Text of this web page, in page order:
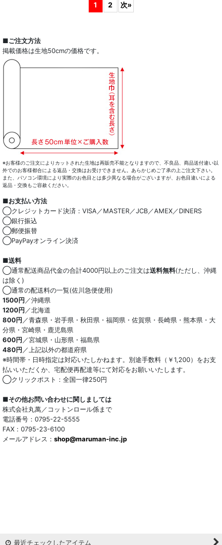
1 2 次»
■ご注文方法
掲載価格は生地50cmの価格です。
※お客様のご注文によりカットされた生地は再販売不能となりますので、不良品、商品送付違い以
外でのお客様都合による返品・交換はお受けできません。あらかじめご了承の上ご注文下さい。
また、パソコン環境により実際のお色目とは多少異なる場合がございますが、お色目違いによる
返品・交換もご容赦ください。
■お支払い方法
◯クレジットカード決済：VISA／MASTER／JCB／AMEX／DINERS
◯銀行振込
◯郵便振替
◯PayPayオンライン決済
■送料
◯通常配送商品代金の合計4000円以上のご注文は送料無料(ただし、沖縄
は除く)
◯通常の配送料の一覧(佐川急便使用)
1500円 ／沖縄県
1200円 ／北海道
800円 ／青森県・岩手県・秋田県・福岡県・佐賀県・長崎県・熊本県・大
分県・宮崎県・鹿児島県
600円 ／宮城県・山形県・福島県
480円 ／上記以外の都道府県
※時間帯・日時指定は対応いたしかねます。別途手数料（￥1,200）をお支
払いいただくか、宅配便再配達等にて対応をお願いいたします。
◯クリックポスト：全国一律250円
■その他お問い合わせに関しましては
株式会社丸萬／コットンロール係まで
電話番号：0795-22-5555
FAX：0795-23-6100
メールアドレス： shop@maruman-inc.jp
最近チェックしたアイテム